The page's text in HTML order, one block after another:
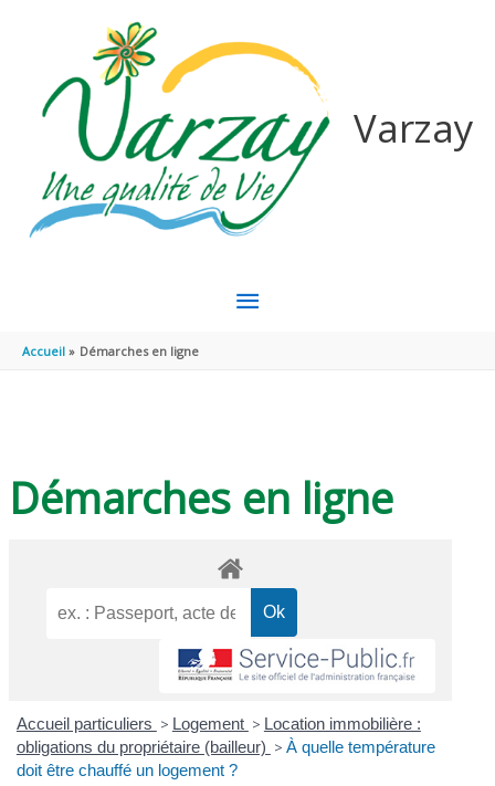
Varzay
MENU
Accueil Démarches en ligne
Démarches en ligne
Accueil particuliers > Logement > Location immobilière :
obligations du propriétaire (bailleur) > À quelle température
doit être chauffé un logement ?